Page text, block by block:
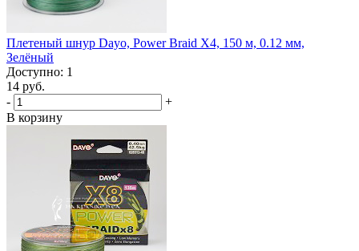
Плетеный шнур Dayo, Power Braid X4, 150 м, 0.12 мм,
Зелёный
Доступно: 1
14 руб.
-
+
В корзину